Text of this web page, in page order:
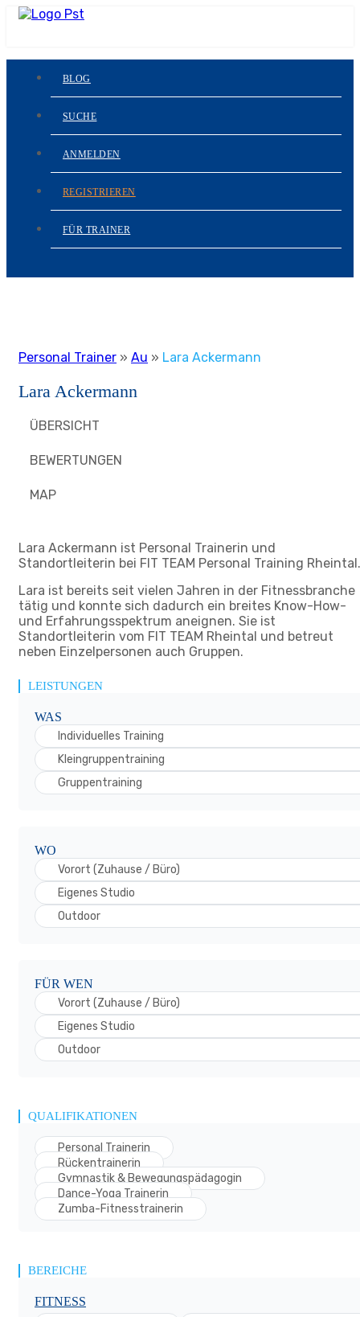
BLOG
SUCHE
ANMELDEN
REGISTRIEREN
FÜR TRAINER
Personal Trainer » Au » Lara Ackermann
Lara Ackermann
ÜBERSICHT
BEWERTUNGEN
MAP
Lara Ackermann ist Personal Trainerin und
Standortleiterin bei FIT TEAM Personal Training Rheintal.
Lara ist bereits seit vielen Jahren in der Fitnessbranche
tätig und konnte sich dadurch ein breites Know-How-
und Erfahrungsspektrum aneignen. Sie ist
Standortleiterin vom FIT TEAM Rheintal und betreut
neben Einzelpersonen auch Gruppen.
LEISTUNGEN
WAS
Individuelles Training
Kleingruppentraining
Gruppentraining
WO
Vorort (Zuhause / Büro)
Eigenes Studio
Outdoor
FÜR WEN
Vorort (Zuhause / Büro)
Eigenes Studio
Outdoor
QUALIFIKATIONEN
Personal Trainerin
Rückentrainerin
Gymnastik & Bewegungspädagogin
Dance-Yoga Trainerin
Zumba-Fitnesstrainerin
BEREICHE
FITNESS